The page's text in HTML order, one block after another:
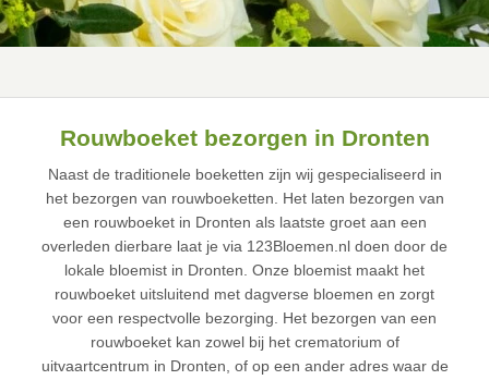
Rouwboeket bezorgen in Dronten
Naast de traditionele boeketten zijn wij gespecialiseerd in
het bezorgen van rouwboeketten. Het laten bezorgen van
een rouwboeket in Dronten als laatste groet aan een
overleden dierbare laat je via 123Bloemen.nl doen door de
lokale bloemist in Dronten. Onze bloemist maakt het
rouwboeket uitsluitend met dagverse bloemen en zorgt
voor een respectvolle bezorging. Het bezorgen van een
rouwboeket kan zowel bij het crematorium of
uitvaartcentrum in Dronten, of op een ander adres waar de